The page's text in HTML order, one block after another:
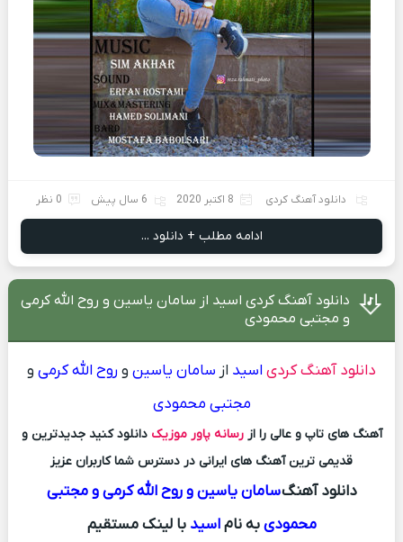
دانلود آهنگ کردی 8 اکتبر 2020 6 سال پیش 0 نظر
ادامه مطلب + دانلود ...
دانلود آهنگ کردی اسید از سامان یاسین و روح الله کرمی
و مجتبی محمودی
دانلود آهنگ کردی اسید از سامان یاسین و روح الله کرمی و
مجتبی محمودی
آهنگ های تاپ و عالی را ازرسانه پاور موزیک دانلود کنید جدیدترین و
قدیمی ترین آهنگ های ایرانی در دسترس شما کاربران عزیز
دانلود آهنگسامان یاسین و روح الله کرمی و مجتبی
محمودیبه ناماسید با لینک مستقیم